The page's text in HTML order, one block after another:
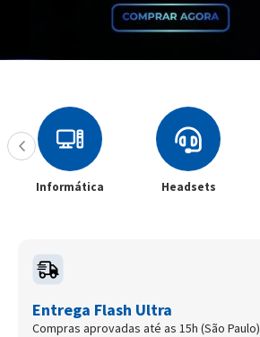
Informática Headsets
Entrega Flash Ultra
Compras aprovadas até as 15h (São Paulo)